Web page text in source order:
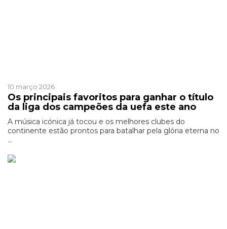
10 março 2026
Os principais favoritos para ganhar o título
da liga dos campeões da uefa este ano
A música icónica já tocou e os melhores clubes do
continente estão prontos para batalhar pela glória eterna no
...